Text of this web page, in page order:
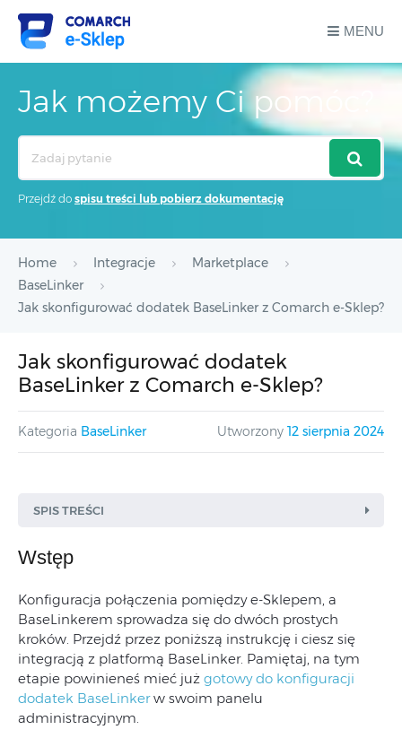
MENU
Jak możemy Ci pomóc?
Przejdź do spisu treści lub pobierz dokumentację
Home Integracje
Marketplace
BaseLinker
Jak skonfigurować dodatek BaseLinker z Comarch e-Sklep?
Jak skonfigurować dodatek
BaseLinker z Comarch e-Sklep?
Kategoria BaseLinker Utworzony 12 sierpnia 2024
SPIS TREŚCI
Wstęp
Konfiguracja połączenia pomiędzy e-Sklepem, a
BaseLinkerem sprowadza się do dwóch prostych
kroków. Przejdź przez poniższą instrukcję i ciesz się
integracją z platformą BaseLinker. Pamiętaj, na tym
etapie powinieneś mieć już gotowy do konfiguracji
dodatek BaseLinkerw swoim panelu
administracyjnym.